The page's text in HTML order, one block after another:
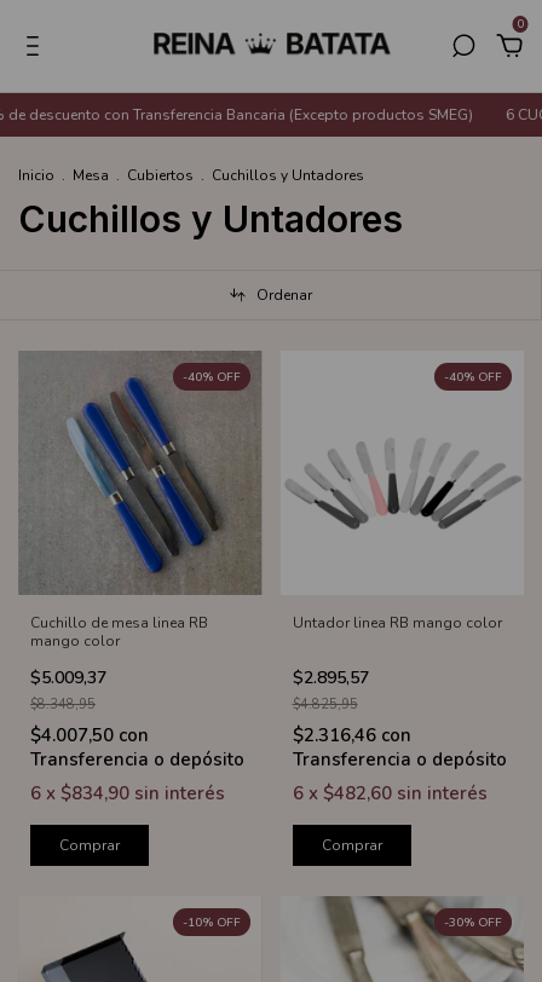
0
descuento con Transferencia Bancaria (Excepto productos SMEG) 6
Inicio . Mesa . Cubiertos . Cuchillos y Untadores
Cuchillos y Untadores
Ordenar
Cuchillo de mesa linea RB
mango color
$5.009,37
-40% OFF
$8.348,95
$4.007,50 con
Transferencia o depósito
6 x $834,90 sin interés
Comprar
Untador linea RB mango color
$2.895,57
-40% OFF
$4.825,95
$2.316,46 con
Transferencia o depósito
6 x $482,60 sin interés
Comprar
-10% OFF -30% OFF